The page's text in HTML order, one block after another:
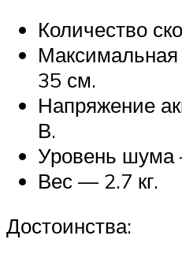
Количество
35 см.
Напряжение
В.
Уровень
Вес — 2.7 кг.
Достоинства: